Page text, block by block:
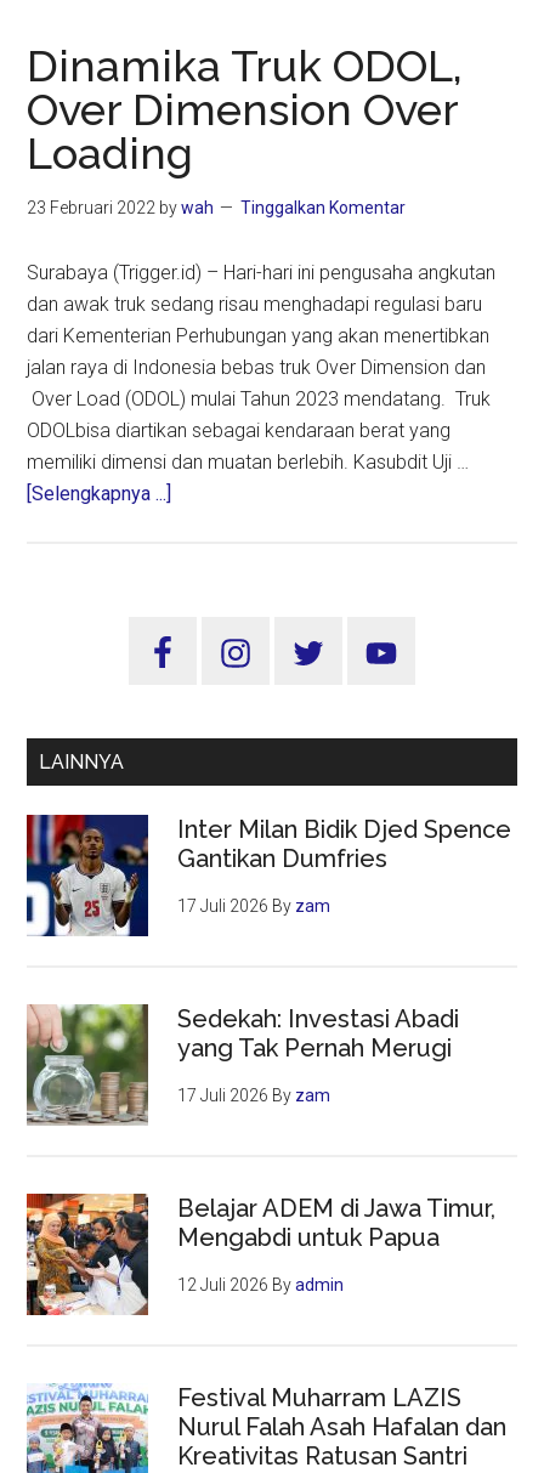
Dinamika Truk ODOL,
Over Dimension Over
Loading
23 Februari 2022 bywah Tinggalkan Komentar
Surabaya (Trigger.id) – Hari-hari ini pengusaha angkutan
dan awak truk sedang risau menghadapi regulasi baru
dari Kementerian Perhubungan yang akan menertibkan
jalan raya di Indonesia bebas truk Over Dimension dan
Over Load (ODOL) mulai Tahun 2023 mendatang. Truk
ODOLbisa diartikan sebagai kendaraan berat yang
memiliki dimensi dan muatan berlebih. Kasubdit Uji …
[Selengkapnya ...]
Dimension
Sidebar
LAINNYA
Inter Milan Bidik Djed Spence
Gantikan Dumfries
17 Juli 2026 By zam
Sedekah: Investasi Abadi
yang Tak Pernah Merugi
17 Juli 2026 By zam
Belajar ADEM di Jawa Timur,
Mengabdi untuk Papua
12 Juli 2026 Byadmin
Festival Muharram LAZIS
Nurul Falah Asah Hafalan dan
Kreativitas Ratusan Santri